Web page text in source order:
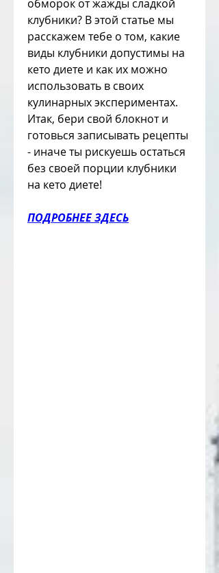
обморок от жажды сладкой
клубники? В этой статье мы
расскажем тебе о том, какие
виды клубники допустимы на
кето диете и как их можно
использовать в своих
кулинарных экспериментах.
Итак, бери свой блокнот и
готовься записывать рецепты
- иначе ты рискуешь остаться
без своей порции клубники
на кето диете!
ПОДРОБНЕЕ ЗДЕСЬ